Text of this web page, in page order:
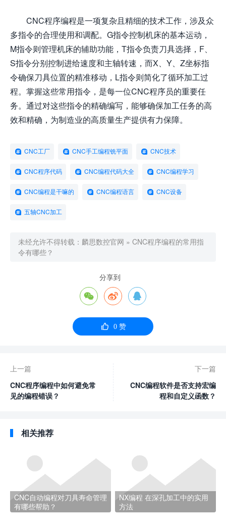
CNC程序编程是一项复杂且精细的技术工作，涉及众
多指令的合理使用和调配。G指令控制机床的基本运动，
M指令则管理机床的辅助功能，T指令负责刀具选择，F、
S指令分别控制进给速度和主轴转速，而X、Y、Z坐标指
令确保刀具位置的精准移动，L指令则简化了循环加工过
程。掌握这些常用指令，是每一位CNC程序员的重要任
务。通过对这些指令的精确编写，能够确保加工任务的高
效和精确，为制造业的高质量生产提供有力保障。
CNC工厂 CNC手工编程铣平面 CNC技术
CNC程序代码 CNC编程代码大全 CNC编程学习
CNC编程是干嘛的 CNC编程语言 CNC设备
五轴CNC加工
未经允许不得转载： 麟思数控官网 » CNC程序编程的常用指
令有哪些？
分享到
  
 0赞
上一篇
CNC程序编程中如何避免常
见的编程错误？
下一篇
CNC编程软件是否支持宏编
程和自定义函数？
相关推荐
CNC自动编程对刀具寿命管理
有哪些帮助？
NX编程 在深孔加工中的实用
方法